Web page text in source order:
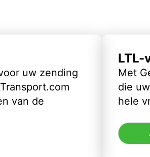
uw zending
van de
LTL-
Met
die
hele